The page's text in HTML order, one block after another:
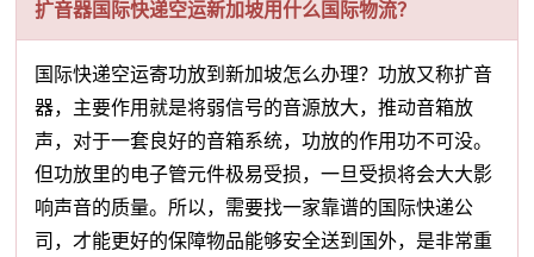
扩音器国际快递空运新加坡用什么国际物流？
国际快递空运寄功放到新加坡怎么办理？功放又称扩音
器，主要作用就是将弱信号的音源放大，推动音箱放
声，对于一套良好的音箱系统，功放的作用功不可没。
但功放里的电子管元件极易受损，一旦受损将会大大影
响声音的质量。所以，需要找一家靠谱的国际快递公
司，才能更好的保障物品能够安全送到国外，是非常重